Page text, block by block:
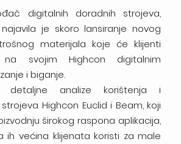
digitalnih doradnih strojeva,
je skoro lansiranje novog
materijala koje će klijenti
svojim Highcon digitalnim
i biganje.
detaljne analize korištenja i
Highcon Euclid i Beam, koji
širokog raspona aplikacija,
ih većina klijenata koristi za male